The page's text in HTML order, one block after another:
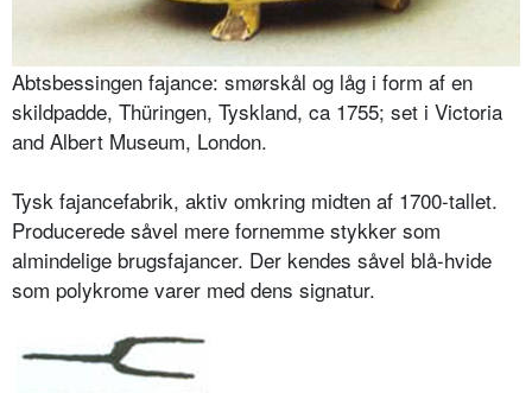
Abtsbessingen fajance: smørskål og låg i form af en
skildpadde, Thüringen, Tyskland, ca 1755; set i Victoria
and Albert Museum, London.
Tysk fajancefabrik, aktiv omkring midten af 1700-tallet.
Producerede såvel mere fornemme stykker som
almindelige brugsfajancer. Der kendes såvel blå-hvide
som polykrome varer med dens signatur.